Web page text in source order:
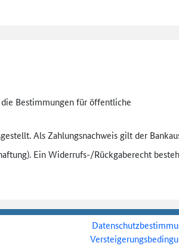
Bestimmungen für öffentliche
Als Zahlungsnachweis gilt der
Ein Widerrufs-/Rückgaberecht